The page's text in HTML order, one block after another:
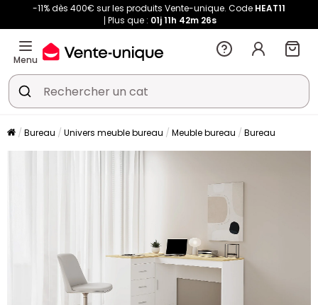
-11% dès 400€ sur les produits Vente-unique. Code HEAT11
Plus que : 01j11h 42m 25s
Menu
Bureau Univers meuble bureau Meuble bureau Bureau